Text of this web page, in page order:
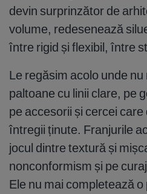
devin surprinzător de
volume, redesenează
între rigid și flexibil, între
Le regăsim acolo unde
paltoane cu linii clare, pe
pe accesorii și cercei
întregii ținute. Franjurile
jocul dintre textură și
nonconformism și pe
Ele nu mai completează